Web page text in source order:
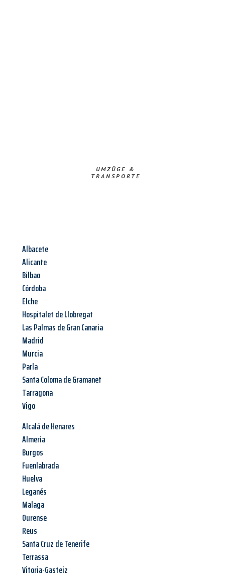
UMZÜGE &
TRANSPORTE
Albacete
Alicante
Bilbao
Córdoba
Elche
Hospitalet de Llobregat
Las Palmas de Gran Canaria
Madrid
Murcia
Parla
Santa Coloma de Gramanet
Tarragona
Vigo
Alcalá de Henares
Almería
Burgos
Fuenlabrada
Huelva
Leganés
Malaga
Ourense
Reus
Santa Cruz de Tenerife
Terrassa
Vitoria-Gasteiz